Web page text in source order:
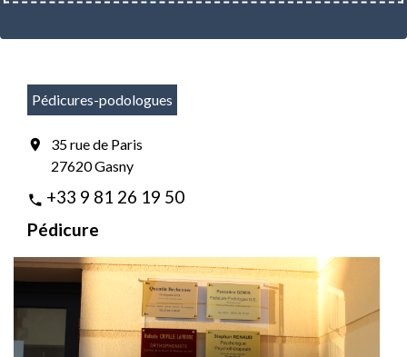
Pédicures-podologues
location_on
35 rue de Paris
27620 Gasny
phone +33 9 81 26 19 50
Pédicure